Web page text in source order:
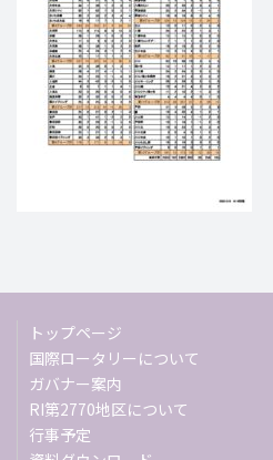
トップページ
国際ロータリーについて
ガバナー案内
RI第2770地区について
行事予定